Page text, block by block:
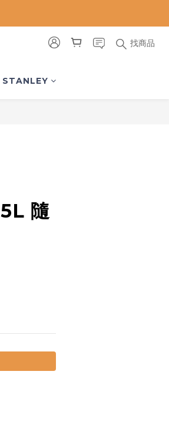
找商品
STANLEY
隨
立即購買